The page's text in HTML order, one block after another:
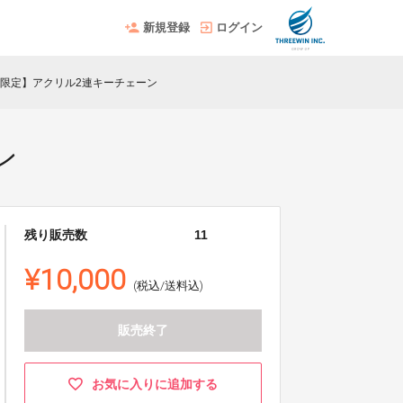
新規登録 ログイン
定】アクリル2連キーチェーン
残り販売数 11
¥10,000 (税込/送料込)
販売終了
お気に入りに追加する